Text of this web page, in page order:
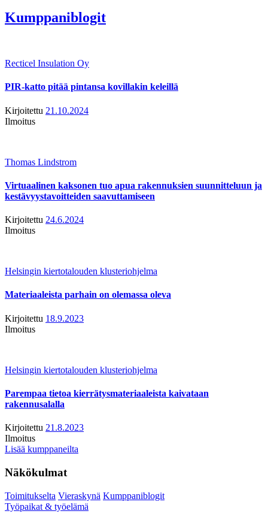
Kumppaniblogit
Recticel Insulation Oy
PIR-katto pitää pintansa kovillakin keleillä
Kirjoitettu 21.10.2024
Ilmoitus
Thomas Lindstrom
Virtuaalinen kaksonen tuo apua rakennuksien suunnitteluun ja
kestävyystavoitteiden saavuttamiseen
Kirjoitettu 24.6.2024
Ilmoitus
Helsingin kiertotalouden klusteriohjelma
Materiaaleista parhain on olemassa oleva
Kirjoitettu 18.9.2023
Ilmoitus
Helsingin kiertotalouden klusteriohjelma
Parempaa tietoa kierrätysmateriaaleista kaivataan
rakennusalalla
Kirjoitettu 21.8.2023
Ilmoitus
Lisää kumppaneilta
Näkökulmat
Toimitukselta Vieraskynä Kumppaniblogit
Työpaikat & työelämä